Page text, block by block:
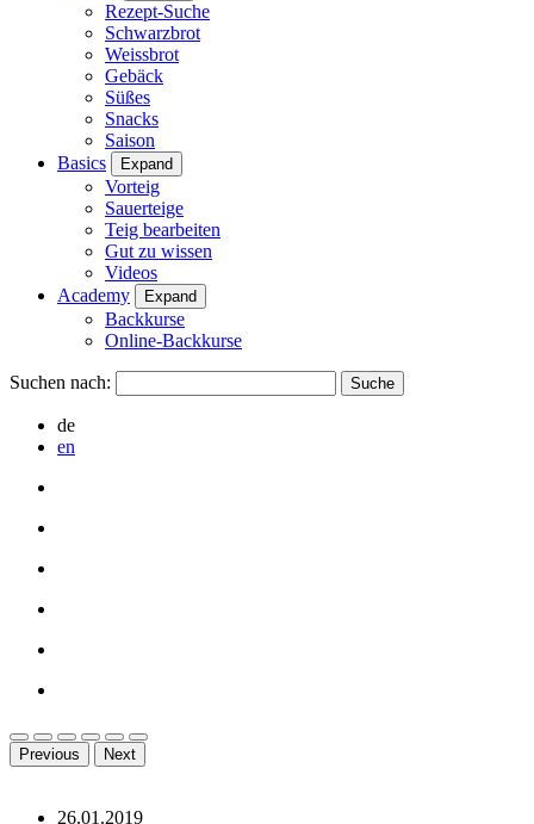
Rezept-Suche
Schwarzbrot
Weissbrot
Gebäck
Süßes
Snacks
Saison
Basics
Expand
Vorteig
Sauerteige
Teig bearbeiten
Gut zu wissen
Videos
Academy
Expand
Backkurse
Online-Backkurse
Suchen nach:
de
en
Previous Next
26.01.2019